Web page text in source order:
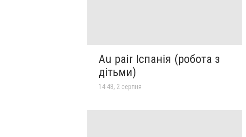
Au pair Іспанія (робота з
дітьми)
14:48, 2 серпня